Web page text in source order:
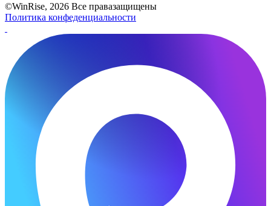
©WinRise, 2026 Все правазащищены
Политика конфеденциальности